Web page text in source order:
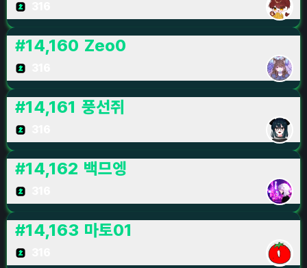
#14,160 Zeo0
#14,161 풍선쥐
#14,162 백므엥
#14,163 마토01